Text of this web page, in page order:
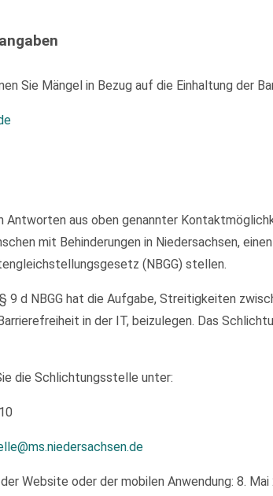
Sie Mängel in Bezug auf die Einhaltung der
Antworten aus oben genannter
mit Behinderungen in Niedersachsen,
(NBGG) stellen.
9 d NBGG hat die Aufgabe, Streitigkeiten
in der IT, beizulegen. Das
die Schlichtungsstelle unter:
Website oder der mobilen Anwendung: 8. Mai